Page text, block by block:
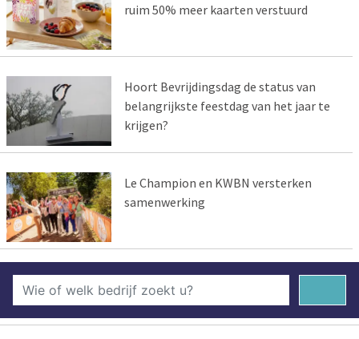
ruim 50% meer kaarten verstuurd
Hoort Bevrijdingsdag de status van
belangrijkste feestdag van het jaar te
krijgen?
Le Champion en KWBN versterken
samenwerking